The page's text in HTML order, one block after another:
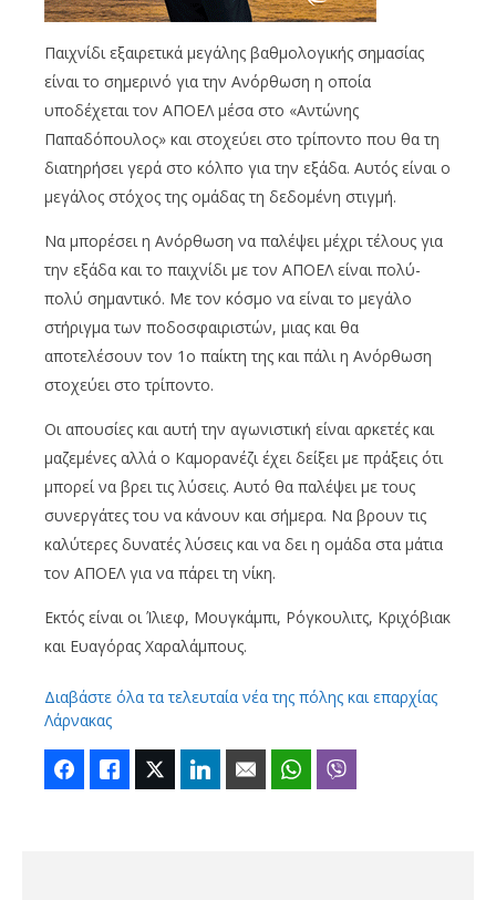
Παιχνίδι εξαιρετικά μεγάλης βαθμολογικής σημασίας
είναι το σημερινό για την Ανόρθωση η οποία
υποδέχεται τον ΑΠΟΕΛ μέσα στο «Αντώνης
Παπαδόπουλος» και στοχεύει στο τρίποντο που θα τη
διατηρήσει γερά στο κόλπο για την εξάδα. Αυτός είναι ο
μεγάλος στόχος της ομάδας τη δεδομένη στιγμή.
Να μπορέσει η Ανόρθωση να παλέψει μέχρι τέλους για
την εξάδα και το παιχνίδι με τον ΑΠΟΕΛ είναι πολύ-
πολύ σημαντικό. Με τον κόσμο να είναι το μεγάλο
στήριγμα των ποδοσφαιριστών, μιας και θα
αποτελέσουν τον 1ο παίκτη της και πάλι η Ανόρθωση
στοχεύει στο τρίποντο.
Οι απουσίες και αυτή την αγωνιστική είναι αρκετές και
μαζεμένες αλλά ο Καμορανέζι έχει δείξει με πράξεις ότι
μπορεί να βρει τις λύσεις. Αυτό θα παλέψει με τους
συνεργάτες του να κάνουν και σήμερα. Να βρουν τις
καλύτερες δυνατές λύσεις και να δει η ομάδα στα μάτια
τον ΑΠΟΕΛ για να πάρει τη νίκη.
Εκτός είναι οι Ίλιεφ, Μουγκάμπι, Ρόγκουλιτς, Κριχόβιακ
και Ευαγόρας Χαραλάμπους.
Διαβάστε όλα τα τελευταία νέα της πόλης και επαρχίας
Λάρνακας
FacebookLike Twitter LinkedIn Email WhatsApp